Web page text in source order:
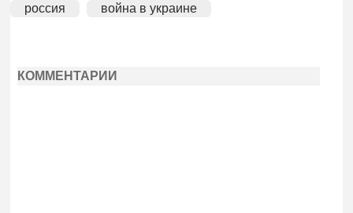
россия
война в украине
КОММЕНТАРИИ